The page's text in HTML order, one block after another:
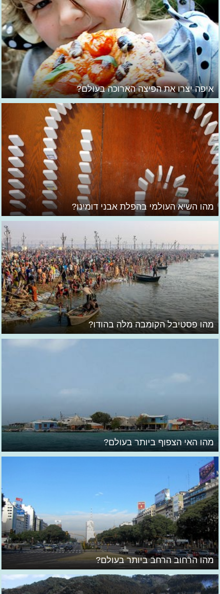
איפה יצרו את הפיצה הארוכה בעולם?
מהו השיא העולמי בהפלת אבני דומינו?
מהו פסטיבל הקומבה מלה בהודו?
מהו האי הצפוף ביותר בעולם?
מהו הרחוב הרחב ביותר בעולם?